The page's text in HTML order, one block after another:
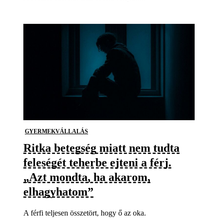
GYERMEKVÁLLALÁS
Ritka betegség miatt nem tudta
feleségét teherbe ejteni a férj.
„Azt mondta, ha akarom,
elhagyhatom”
A férfi teljesen összetört, hogy ő az oka.